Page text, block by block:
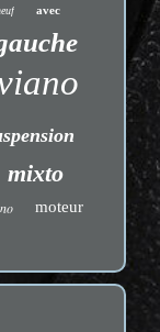
avec
mixto
moteur